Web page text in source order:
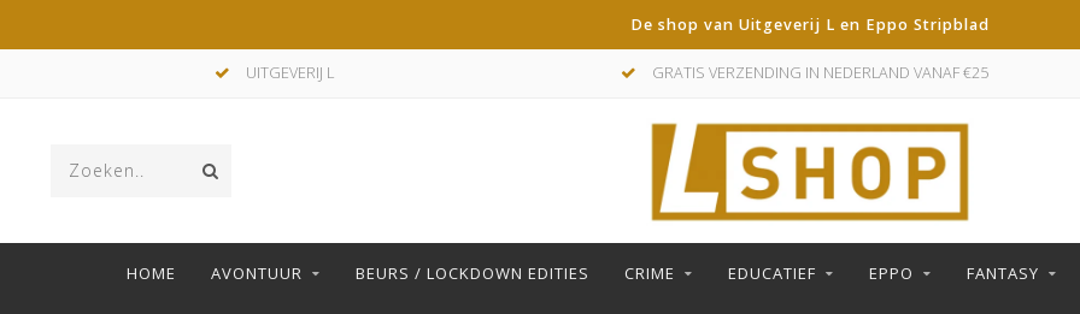
De shop van Uitgeverij L en Eppo Stripblad
UITGEVERIJ L GRATIS VERZENDING IN NEDERLAND VANAF €25
HOME AVONTUUR BEURS / LOCKDOWN EDITIES CRIME EDUCATIEF EPPO FANTASY